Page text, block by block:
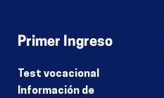
Primer Ingreso
Test vocacional
Información de